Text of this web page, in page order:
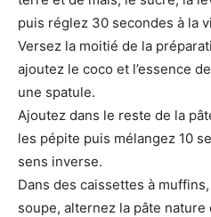
puis réglez 30 secondes à la
Versez la moitié de la
ajoutez le coco et l’essence
une spatule.
Ajoutez dans le reste de la
les pépite puis mélangez 10
sens inverse.
Dans des caissettes à muffins,
soupe, alternez la pâte